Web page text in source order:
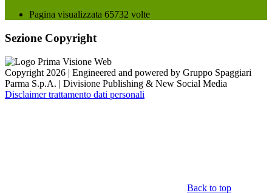
Pagina visualizzata 65732 volte
Sezione Copyright
Copyright 2026 | Engineered and powered by Gruppo Spaggiari
Parma S.p.A. | Divisione Publishing & New Social Media
Disclaimer trattamento dati personali
Back to top